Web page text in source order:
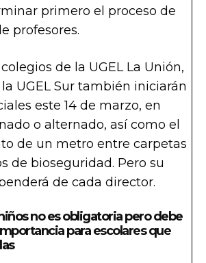
primero el proceso de
profesores.
de la UGEL La Unión,
UGEL Sur también iniciarán
este 14 de marzo, en
o alternado, así como el
de un metro entre carpetas
de bioseguridad. Pero su
de cada director.
no es obligatoria pero debe
para escolares que